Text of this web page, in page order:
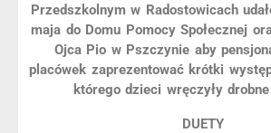
Przedszkolnym w Radostowicach
maja do Domu Pomocy Społecznej
Ojca Pio w Pszczynie aby
placówek zaprezentować krótki
którego dzieci wręczyły
DUETY